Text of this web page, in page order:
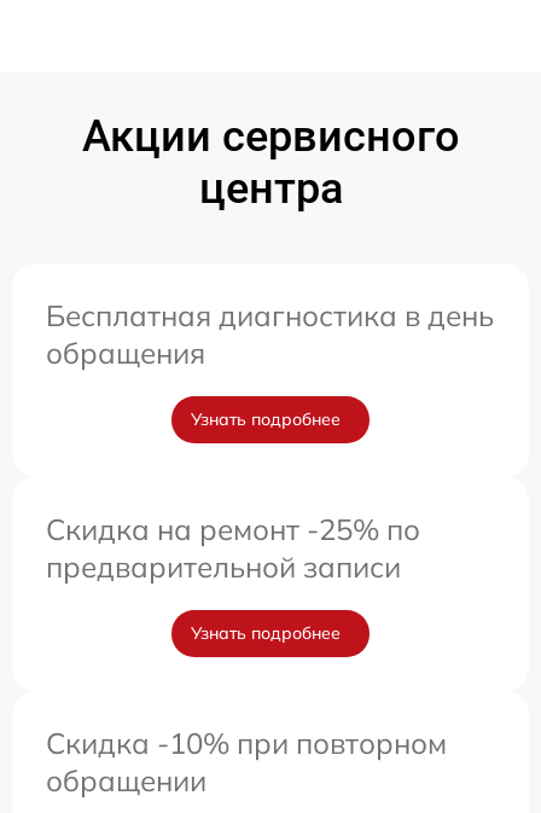
Акции сервисного
центра
Бесплатная диагностика в день
обращения
Узнать подробнее
Скидка на ремонт -25% по
предварительной записи
Узнать подробнее
Скидка -10% при повторном
обращении